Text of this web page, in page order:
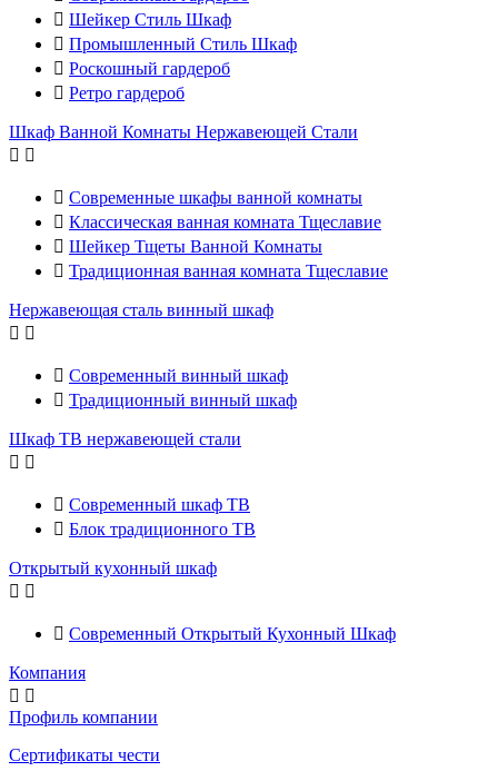
 Шейкер Стиль Шкаф
 Промышленный Стиль Шкаф
 Роскошный гардероб
 Ретро гардероб
Шкаф Ванной Комнаты Нержавеющей Стали
 
 Современные шкафы ванной комнаты
 Классическая ванная комната Тщеславие
 Шейкер Тщеты Ванной Комнаты
 Традиционная ванная комната Тщеславие
Нержавеющая сталь винный шкаф
 
 Современный винный шкаф
 Традиционный винный шкаф
Шкаф ТВ нержавеющей стали
 
 Современный шкаф ТВ
 Блок традиционного ТВ
Открытый кухонный шкаф
 
 Современный Открытый Кухонный Шкаф
Компания
 
Профиль компании
Сертификаты чести